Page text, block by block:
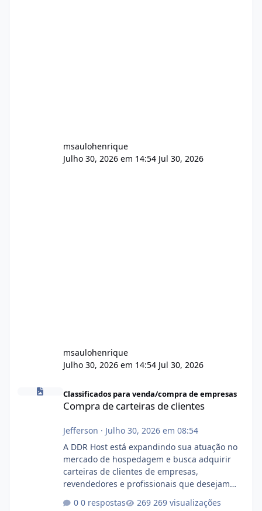
msaulohenrique
Julho 30, 2026 em 14:54 Jul 30, 2026
msaulohenrique
Julho 30, 2026 em 14:54 Jul 30, 2026
Compra de carteiras de clientes
Classificados para venda/compra de empresas
Compra de carteiras de clientes
Jefferson · Julho 30, 2026 em 08:54
A DDR Host está expandindo sua atuação no
mercado de hospedagem e busca adquirir
carteiras de clientes de empresas,
revendedores e profissionais que desejam
operação. Se você possui clientes ativos de
0 respostas 269 visualizações